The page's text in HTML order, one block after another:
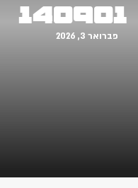
140901
פברואר 3, 2026